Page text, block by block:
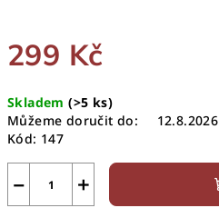
299 Kč
cena:
Skladem(>5 ks)
Můžeme doručit do:
12.8.2026
Kód: 147
+
−